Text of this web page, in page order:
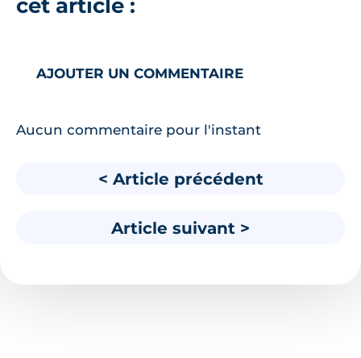
cet article :
AJOUTER UN COMMENTAIRE
Aucun commentaire pour l'instant
< Article précédent
Article suivant >